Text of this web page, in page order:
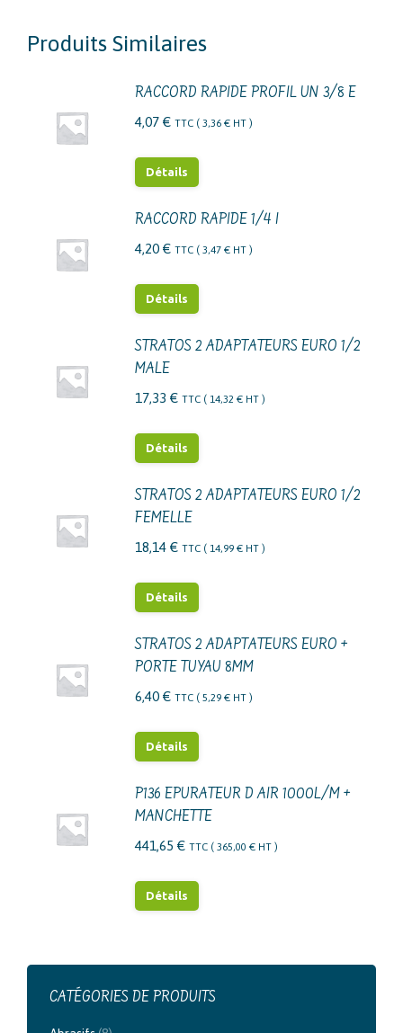
Produits Similaires
RACCORD RAPIDE PROFIL UN 3/8 E
4,07 € TTC ( 3,36 € HT )
Détails
RACCORD RAPIDE 1/4 I
4,20 € TTC ( 3,47 € HT )
Détails
STRATOS 2 ADAPTATEURS EURO 1/2
MALE
17,33 € TTC ( 14,32 € HT )
Détails
STRATOS 2 ADAPTATEURS EURO 1/2
FEMELLE
18,14 € TTC ( 14,99 € HT )
Détails
STRATOS 2 ADAPTATEURS EURO +
PORTE TUYAU 8MM
6,40 € TTC ( 5,29 € HT )
Détails
P136 EPURATEUR D AIR 1000L/M +
MANCHETTE
441,65 € TTC ( 365,00 € HT )
Détails
CATÉGORIES DE PRODUITS